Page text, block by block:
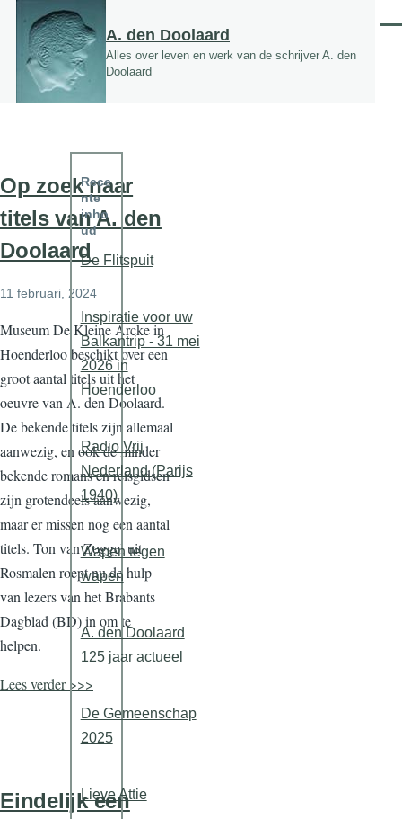
Overslaan en naar de inhoud gaan
A. den Doolaard
Alles over leven en werk van de schrijver A. den
Doolaard
Op zoek naar
titels van A. den
Doolaard
11 februari, 2024
Museum De Kleine Arcke in
Hoenderloo beschikt over een
groot aantal titels uit het
oeuvre van A. den Doolaard.
De bekende titels zijn allemaal
aanwezig, en ook de minder
bekende romans en reisgidsen
zijn grotendeels aanwezig,
maar er missen nog een aantal
titels. Ton van Zoggel uit
Rosmalen roept nu de hulp
van lezers van het Brabants
Dagblad (BD) in om te
helpen.
Lees verder >>>
Eindelijk een
Rece
nte
inho
ud
De Flitspuit
Inspiratie voor uw
Balkantrip - 31 mei
2026 in
Hoenderloo
Radio Vrij
Nederland (Parijs
1940)
Wapen tegen
wapen
A. den Doolaard
125 jaar actueel
De Gemeenschap
2025
Lieve Attie